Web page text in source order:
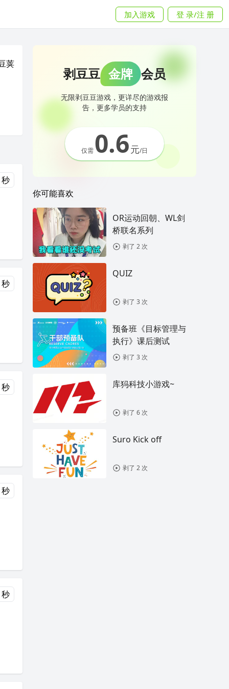
加入游戏 登 录/注 册
荚
剥豆豆 金牌 会员
无限剥豆豆游戏，更详尽的游戏报
告，更多学员的支持
仅需0.6元/日
你可能喜欢
OR运动回朝、WL剑
桥联名系列
剥了 2 次
QUIZ
剥了 3 次
预备班《目标管理与
执行》课后测试
剥了 3 次
库犸科技小游戏~
剥了 6 次
Suro Kick off
剥了 2 次